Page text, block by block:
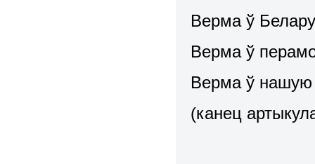
Верма ў
Верма ў
Верма ў нашую
(канец